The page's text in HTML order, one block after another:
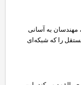
به آسانی
را که شبکه‌ای